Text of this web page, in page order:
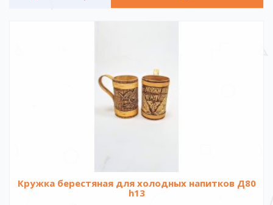
Кружка берестяная для холодных напитков Д80
h13